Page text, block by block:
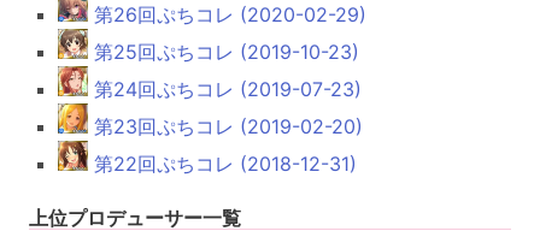
第26回ぷちコレ (2020-02-29)
第25回ぷちコレ (2019-10-23)
第24回ぷちコレ (2019-07-23)
第23回ぷちコレ (2019-02-20)
第22回ぷちコレ (2018-12-31)
上位プロデューサー一覧